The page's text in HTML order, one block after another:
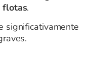
flotas.
significativamente